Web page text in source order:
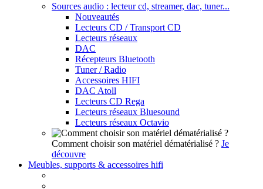
Sources audio : lecteur cd, streamer, dac, tuner...
Nouveautés
Lecteurs CD / Transport CD
Lecteurs réseaux
DAC
Récepteurs Bluetooth
Tuner / Radio
Accessoires HIFI
DAC Atoll
Lecteurs CD Rega
Lecteurs réseaux Bluesound
Lecteurs réseaux Octavio
Comment choisir son matériel dématérialisé ? Je
découvre
Meubles, supports & accessoires hifi